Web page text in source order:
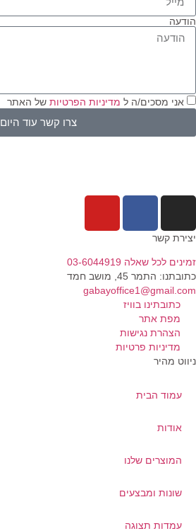
הודעה
אני מסכים/ה ל מדיניות הפרטיות של האתר
צרו קשר עוד היום
יצירת קשר
זמינים לכל שאלה 03-6044919
כתובתנו: התמר 45, מושב חמד​
gabayoffice1@gmail.com
כתובתינו בוויז
מפת אתר
הצהרת נגישות
מדיניות פרטיות
ניווט מהיר
עמוד הבית
אודות
המוצרים שלנו
שונות ומבצעים
עמדות תצוגה